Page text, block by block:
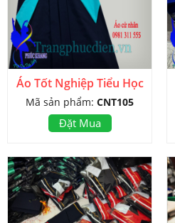
Áo Tốt Nghiệp Tiểu Học
Mã sản phẩm: CNT105
Đặt Mua